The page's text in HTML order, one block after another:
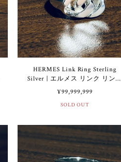
HERMES Link Ring Sterling
Silver | エルメス リンク リング
スターリング シルバー
¥99,999,999
SOLD OUT